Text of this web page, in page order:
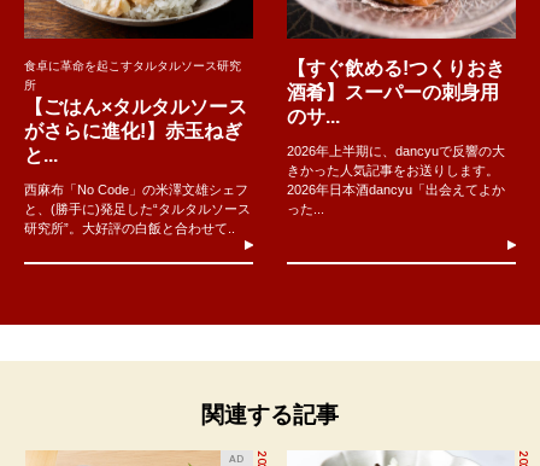
食卓に革命を起こすタルタルソース研究
所
【ごはん×タルタルソース
がさらに進化!】赤玉ねぎ
と...
西麻布「No Code」の米澤文雄シェフ
と、(勝手に)発足した“タルタルソース
研究所”。大好評の白飯と合わせて..
【すぐ飲める!つくりおき
酒肴】スーパーの刺身用
のサ...
2026年上半期に、dancyuで反響の大
きかった人気記事をお送りします。
2026年日本酒dancyu「出会えてよか
った...
関連する記事
AD